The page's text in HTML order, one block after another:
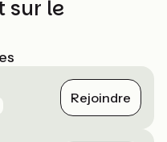
sur le
Rejoindre